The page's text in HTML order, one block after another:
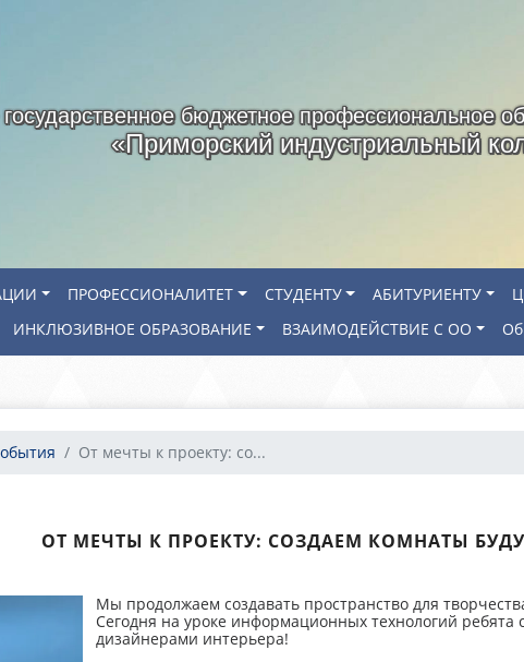
бюджетное профессиональное
«Приморский индустриальный
ПРОФЕССИОНАЛИТЕТ СТУДЕНТУ АБИТУРИЕНТУ
ИНКЛЮЗИВНОЕ ОБРАЗОВАНИЕ ВЗАИМОДЕЙСТВИЕ С ОО
От мечты к проекту: со...
ОТ МЕЧТЫ К ПРОЕКТУ: СОЗДАЕМ КОМНАТЫ
Мы продолжаем создавать пространство для
Сегодня на уроке информационных технологий
дизайнерами интерьера!